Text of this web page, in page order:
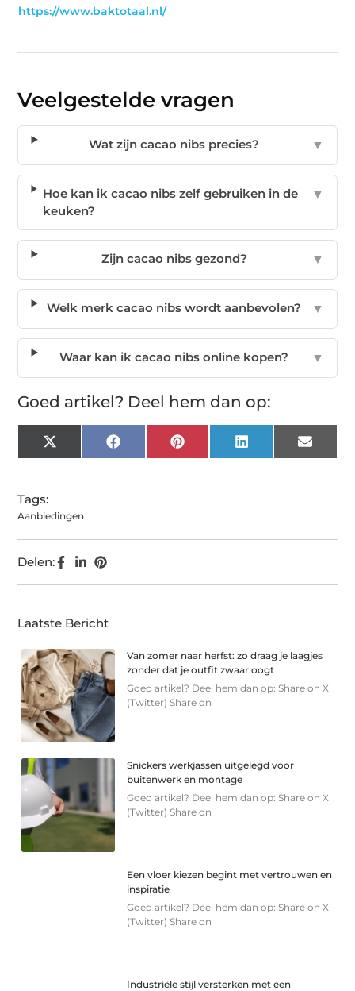
https://www.baktotaal.nl/
Veelgestelde vragen
Wat zijn cacao nibs precies? ▼
Hoe kan ik cacao nibs zelf gebruiken in de
keuken?
▼
Zijn cacao nibs gezond? ▼
Welk merk cacao nibs wordt aanbevolen? ▼
Waar kan ik cacao nibs online kopen? ▼
Goed artikel? Deel hem dan op:
X
(Twitter)
FacebookPinterest LinkedIn Email
Tags:
Aanbiedingen
Delen:
Laatste Bericht
Van zomer naar herfst: zo draag je laagjes
zonder dat je outfit zwaar oogt
Goed artikel? Deel hem dan op: Share on X
(Twitter) Share on
Snickers werkjassen uitgelegd voor
buitenwerk en montage
Goed artikel? Deel hem dan op: Share on X
(Twitter) Share on
Een vloer kiezen begint met vertrouwen en
inspiratie
Goed artikel? Deel hem dan op: Share on X
(Twitter) Share on
Industriële stijl versterken met een